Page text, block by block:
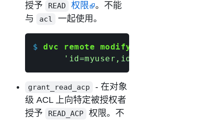
授予
READ 权限
。不能
与
acl 一起使用。
$ dvc remote modify
'id=myuser,id=anotheruser'
grant_read_acp
- 在对象
级 ACL 上向特定被授权者
授予
READ_ACP
权限。不